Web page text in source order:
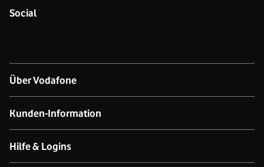
Social
Über Vodafone
Über das Unternehmen
Netzabdeckung Mobilfunk
Kunden-Information
Kontakt für Geschäftskund:innen
Hilfe & Logins